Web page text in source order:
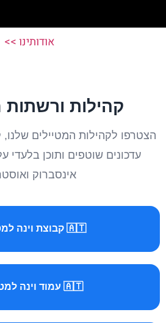
אודותינו >>
קהילות ורשתות
הצטרפו לקהילות המטיילים
עדכונים שוטפים ותוכן בלעדי
אינסברוק
🇦🇹 קבוצת וינה למטיילים
🇦🇹 עמוד וינה למטיילים